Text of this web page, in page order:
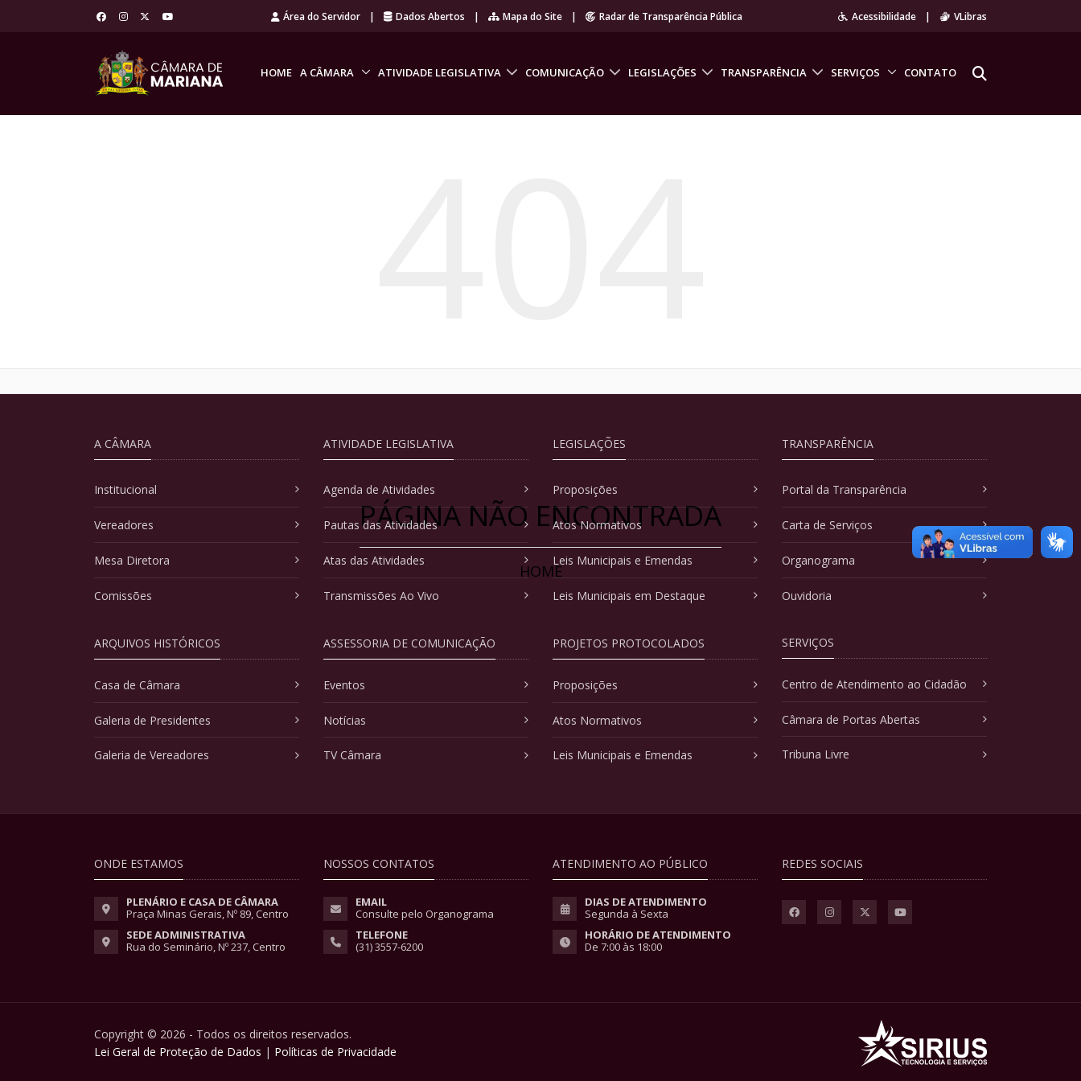
Área do Servidor | Dados Abertos | Mapa do Site | Radar de Transparência Pública Acessibilidade | VLibras
HOME A CÂMARA ATIVIDADE LEGISLATIVA COMUNICAÇÃO LEGISLAÇÕES TRANSPARÊNCIA SERVIÇOS CONTATO
PÁGINA NÃO ENCONTRADA
HOME
A CÂMARA
Institucional
Vereadores
Mesa Diretora
Comissões
ARQUIVOS HISTÓRICOS
Casa de Câmara
Galeria de Presidentes
Galeria de Vereadores
ATIVIDADE LEGISLATIVA
Agenda de Atividades
Pautas das Atividades
Atas das Atividades
Transmissões Ao Vivo
ASSESSORIA DE COMUNICAÇÃO
Eventos
Notícias
TV Câmara
LEGISLAÇÕES
Proposições
Atos Normativos
Leis Municipais e Emendas
Leis Municipais em Destaque
PROJETOS PROTOCOLADOS
Proposições
Atos Normativos
Leis Municipais e Emendas
TRANSPARÊNCIA
Portal da Transparência
Carta de Serviços
Organograma
Ouvidoria
SERVIÇOS
Centro de Atendimento ao Cidadão
Câmara de Portas Abertas
Tribuna Livre
ONDE ESTAMOS
PLENÁRIO E CASA DE CÂMARA
Praça Minas Gerais, Nº 89, Centro
SEDE ADMINISTRATIVA
Rua do Seminário, Nº 237, Centro
NOSSOS CONTATOS
EMAIL
Consulte pelo Organograma
TELEFONE
(31) 3557-6200
ATENDIMENTO AO PÚBLICO
DIAS DE ATENDIMENTO
Segunda à Sexta
HORÁRIO DE ATENDIMENTO
De 7:00 às 18:00
REDES SOCIAIS
Copyright © 2026 - Todos os direitos reservados.
Lei Geral de Proteção de Dados | Políticas de Privacidade